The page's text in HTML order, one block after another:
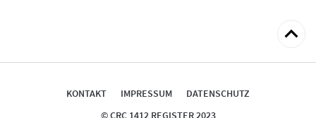
zum
KONTAKT IMPRESSUM
DATENSCHUTZ
© CRC 1412 REGISTER 2023